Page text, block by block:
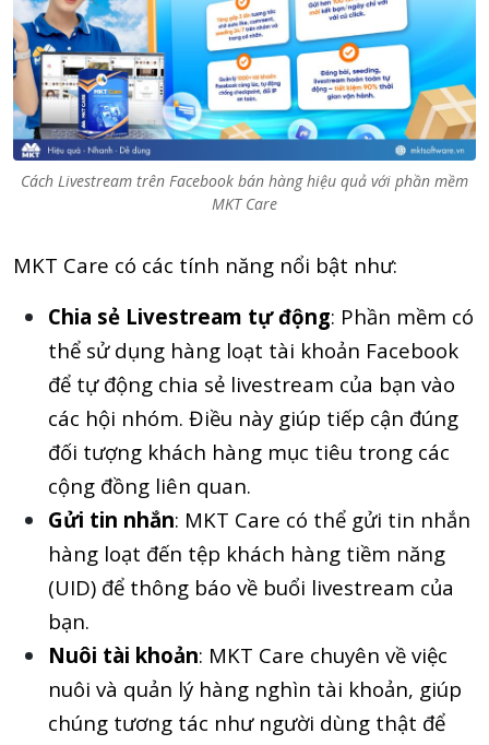
Cách Livestream trên Facebook bán hàng hiệu quả với phần mềm
MKT Care
MKT Care có các tính năng nổi bật như:
Chia sẻ Livestream tự động: Phần mềm có
thể sử dụng hàng loạt tài khoản Facebook
để tự động chia sẻ livestream của bạn vào
các hội nhóm. Điều này giúp tiếp cận đúng
đối tượng khách hàng mục tiêu trong các
cộng đồng liên quan.
Gửi tin nhắn: MKT Care có thể gửi tin nhắn
hàng loạt đến tệp khách hàng tiềm năng
(UID) để thông báo về buổi livestream của
bạn.
Nuôi tài khoản: MKT Care chuyên về việc
nuôi và quản lý hàng nghìn tài khoản, giúp
chúng tương tác như người dùng thật để